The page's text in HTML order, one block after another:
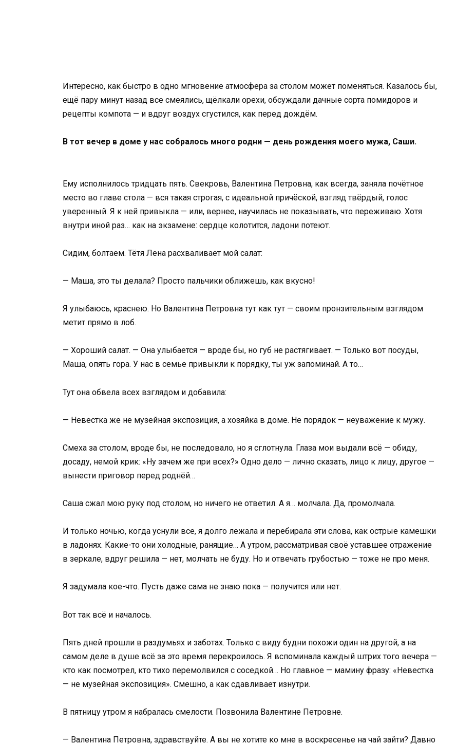
Интересно, как быстро в одно мгновение атмосфера за столом может поменяться. Казалось бы,
ещё пару минут назад все смеялись, щёлкали орехи, обсуждали дачные сорта помидоров и
рецепты компота — и вдруг воздух сгустился, как перед дождём.
В тот вечер в доме у нас собралось много родни — день рождения моего мужа, Саши.
Ему исполнилось тридцать пять. Свекровь, Валентина Петровна, как всегда, заняла почётное
место во главе стола — вся такая строгая, с идеальной причёской, взгляд твёрдый, голос
уверенный. Я к ней привыкла — или, вернее, научилась не показывать, что переживаю. Хотя
внутри иной раз… как на экзамене: сердце колотится, ладони потеют.
Сидим, болтаем. Тётя Лена расхваливает мой салат:
— Маша, это ты делала? Просто пальчики оближешь, как вкусно!
Я улыбаюсь, краснею. Но Валентина Петровна тут как тут — своим пронзительным взглядом
метит прямо в лоб.
— Хороший салат. — Она улыбается — вроде бы, но губ не растягивает. — Только вот посуды,
Маша, опять гора. У нас в семье привыкли к порядку, ты уж запоминай. А то…
Тут она обвела всех взглядом и добавила:
— Невестка же не музейная экспозиция, а хозяйка в доме. Не порядок — неуважение к мужу.
Смеха за столом, вроде бы, не последовало, но я сглотнула. Глаза мои выдали всё — обиду,
досаду, немой крик: «Ну зачем же при всех?» Одно дело — лично сказать, лицо к лицу, другое —
вынести приговор перед роднёй…
Саша сжал мою руку под столом, но ничего не ответил. А я… молчала. Да, промолчала.
И только ночью, когда уснули все, я долго лежала и перебирала эти слова, как острые камешки
в ладонях. Какие-то они холодные, ранящие… А утром, рассматривая своё уставшее отражение
в зеркале, вдруг решила — нет, молчать не буду. Но и отвечать грубостью — тоже не про меня.
Я задумала кое-что. Пусть даже сама не знаю пока — получится или нет.
Вот так всё и началось.
Пять дней прошли в раздумьях и заботах. Только с виду будни похожи один на другой, а на
самом деле в душе всё за это время перекроилось. Я вспоминала каждый штрих того вечера —
кто как посмотрел, кто тихо перемолвился с соседкой… Но главное — мамину фразу: «Невестка
— не музейная экспозиция». Смешно, а как сдавливает изнутри.
В пятницу утром я набралась смелости. Позвонила Валентине Петровне.
— Валентина Петровна, здравствуйте. А вы не хотите ко мне в воскресенье на чай зайти? Давно